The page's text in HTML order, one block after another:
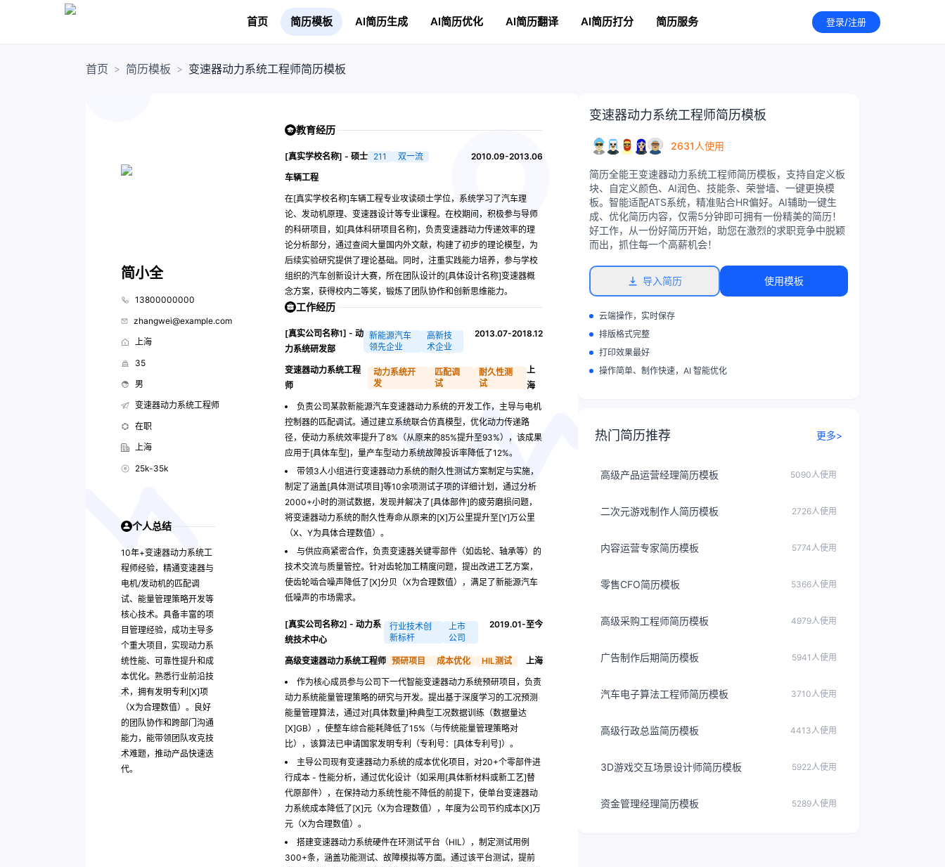
首页 简历模板 AI简历生成 AI简历优化 AI简历翻译 AI简历打分 简历服务 登录/注册
首页 > 简历模板 > 变速器动力系统工程师简历模板
变速器动力系统工程师简历模板
2631人使用
简历全能王变速器动力系统工程师简历模板，支持自定义板
块、自定义颜色、AI润色、技能条、荣誉墙、一键更换模
板。智能适配ATS系统，精准贴合HR偏好。AI辅助一键生
成、优化简历内容，仅需5分钟即可拥有一份精美的简历！
好工作，从一份好简历开始，助您在激烈的求职竞争中脱颖
而出，抓住每一个高薪机会！
导入简历 使用模板
云端操作，实时保存
排版格式完整
打印效果最好
操作简单、制作快速，AI 智能优化
热门简历推荐 更多>
高级产品运营经理简历模板 5090人使用
二次元游戏制作人简历模板 2726人使用
内容运营专家简历模板 5774人使用
零售CFO简历模板 5366人使用
高级采购工程师简历模板 4979人使用
广告制作后期简历模板 5941人使用
汽车电子算法工程师简历模板 3710人使用
高级行政总监简历模板 4413人使用
3D游戏交互场景设计师简历模板 5922人使用
资金管理经理简历模板 5289人使用
简小全
13800000000
zhangwei@example.com
上海
35
男
变速器动力系统工程师
在职
上海
25k-35k
个人总结
10年+变速器动力系统工
程师经验，精通变速器与
电机/发动机的匹配调
试、能量管理策略开发等
核心技术。具备丰富的项
目管理经验，成功主导多
个重大项目，实现动力系
统性能、可靠性提升和成
本优化。熟悉行业前沿技
术，拥有发明专利[X]项
（X为合理数值）。良好
的团队协作和跨部门沟通
能力，能带领团队攻克技
术难题，推动产品快速迭
代。
教育经历
[真实学校名称] - 硕士 211 双一流
2010.09-2013.06
车辆工程
在[真实学校名称]车辆工程专业攻读硕士学位，系统学习了汽车理
论、发动机原理、变速器设计等专业课程。在校期间，积极参与导师
的科研项目，如[具体科研项目名称]，负责变速器动力传递效率的理
论分析部分，通过查阅大量国内外文献，构建了初步的理论模型，为
后续实验研究提供了理论基础。同时，注重实践能力培养，参与学校
组织的汽车创新设计大赛，所在团队设计的[具体设计名称]变速器概
念方案，获得校内二等奖，锻炼了团队协作和创新思维能力。
工作经历
[真实公司名称1] - 动
力系统研发部
新能源汽车
领先企业
高新技
术企业
2013.07-2018.12
变速器动力系统工程
师
动力系统开
发
匹配调
试
耐久性测
试
上
海
负责公司某款新能源汽车变速器动力系统的开发工作，主导与电机
控制器的匹配调试。通过建立系统联合仿真模型，优化动力传递路
径，使动力系统效率提升了8%（从原来的85%提升至93%），该成果
应用于[具体车型]，量产车型动力系统故障投诉率降低了12%。
带领3人小组进行变速器动力系统的耐久性测试方案制定与实施，
制定了涵盖[具体测试项目]等10余项测试子项的详细计划，通过分析
2000+小时的测试数据，发现并解决了[具体部件]的疲劳磨损问题，
将变速器动力系统的耐久性寿命从原来的[X]万公里提升至[Y]万公里
（X、Y为具体合理数值）。
与供应商紧密合作，负责变速器关键零部件（如齿轮、轴承等）的
技术交流与质量管控。针对齿轮加工精度问题，提出改进工艺方案，
使齿轮啮合噪声降低了[X]分贝（X为合理数值），满足了新能源汽车
低噪声的市场需求。
[真实公司名称2] - 动力系
统技术中心
行业技术创
新标杆
上市
公司
2019.01-至今
高级变速器动力系统工程师 预研项目 成本优化 HIL测试
上海
作为核心成员参与公司下一代智能变速器动力系统预研项目，负责
动力系统能量管理策略的研究与开发。提出基于深度学习的工况预测
能量管理算法，通过对[具体数量]种典型工况数据训练（数据量达
[X]GB），使整车综合能耗降低了15%（与传统能量管理策略对
比），该算法已申请国家发明专利（专利号：[具体专利号]）。
主导公司现有变速器动力系统的成本优化项目，对20+个零部件进
行成本 - 性能分析，通过优化设计（如采用[具体新材料或新工艺]替
代原部件），在保持动力系统性能不降低的前提下，使单台变速器动
力系统成本降低了[X]元（X为合理数值），年度为公司节约成本[X]万
元（X为合理数值）。
搭建变速器动力系统硬件在环测试平台（HIL），制定测试用例
300+条，涵盖功能测试、故障模拟等方面。通过该平台测试，提前